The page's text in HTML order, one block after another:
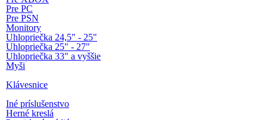
Pre PC
Pre PSN
Monitory
Uhlopriečka 24,5" - 25"
Uhlopriečka 25" - 27"
Uhlopriečka 33" a vyššie
Myši
Klávesnice
Iné príslušenstvo
Herné kreslá